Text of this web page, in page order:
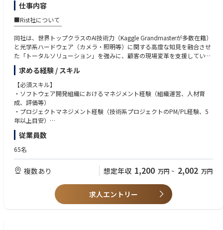
[業界の例]各地域に根ざした企業(大手企業支社・関連会社)製造、金融、文
教、流通サービス、医療、公共市場など
[業務の流れ]クライアントの現状把握→ヒヤリング、調査分析
→提案・見積もり→契約→導入後の保守管理・フォロー
【ポジションの魅力とやりがい】
・強い接点力
長年培ってきた技術力と業務ノウハウをもって、ドキュメントを扱うあら
ゆる業界と部門にリーチできる強い顧客基盤が最大の強みです。
・顧客の真の経営課題へ貢献
顧客の総合窓口として各地域のクライアントの経営層やユーザー部門と継
続的に接点を持ち、日常かつリアルな業務上の課題にアプローチいただき
ます。
中長期でお客様に伴走し、自社と他社のソリューションを組み合わせてベ
ンダーフリーで提案が可能です。
・ワークライフバランスを維持し働ける環境
（全社平均残業時間：約20-30時間/月）
仕事内容
■Rist社について
￣￣￣￣￣￣￣￣
同社は、世界トップクラスのAI技術力（Kaggle Grandmasterが多数在籍）
と光学系ハードウェア（カメラ・照明等）に関する高度な知見を融合させ
た「トータルソリューション」を強みに、顧客の現場変革を支援していま
す。
■Vision
￣￣￣￣
・画像AIソリューション部の責任者候補として、経営陣と連携しながら事
業・組織両面の課題解決を推進していただきます。
・部長のもとで組織マネジメント（採算管理・リソース管理・メンバー育
成）を実務レベルでサポート
・並行して1〜2件の個別プロジェクトのプロジェクトマネージャーを担当
し、現場の課題・技術動向を把握
■ 事業収益性の向上とプロジェクト管理体制の強化
採算管理・リソース管理を通じて、事業収益性の向上とプロジェクトガバ
求める経験 / スキル
【必須スキル】
・ソフトウェア開発組織におけるマネジメント経験（組織運営、人材育
成、評価等）
・プロジェクトマネジメント経験（技術系プロジェクトのPM/PL経験、5
年以上目安）
・複数プロジェクトの採算管理、リソース管理、進捗管理の経験
・事業計画や組織目標の達成に向けて、課題抽出から施策実行までを推進
した経験
推進した経験
・画像AIをはじめとする機械学習・AI技術について、専門エンジニアと技
術的な議論ができる実務理解（開発経験は必須としないが、モデル開発の
勘所や技術トレンドを把握していること）
従業員数
65名
複数あり 想定年収 1,200 万円 ~ 2,002 万円
求人エントリー